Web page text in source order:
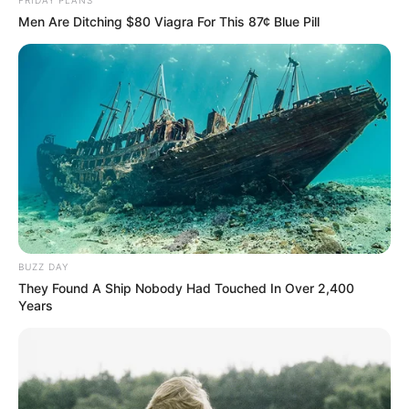
ветер:
Погода на 10 дней от sinoptik.ua
Попит на нерухомість в Ужгороді зростає –
аналітика девелопера підтверджує
загальнонаціональний інтерес
У селі на Закарпатті жінки взялися засипати
джерело, з якого люди набирали питну воду: що
сталося? (фото, відео)
розслідують схему з військовозобов’язаними —
підозри отримали екскерівники Мукачівського
Men Are Ditching $80 Viagra For This 87¢ Blue Pill
BUZZ DAY
They Found A Ship Nobody Had Touched In Over 2,400
Years